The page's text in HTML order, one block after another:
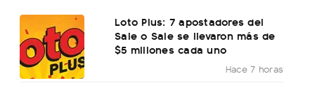
Loto Plus: 7 apostadores del
Sale o Sale se llevaron más de
$5 millones cada uno
Hace 7 horas